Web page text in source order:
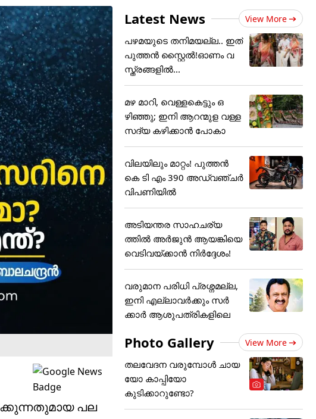
പല
Latest News View More
പഴമയുടെ തനിമയല്ല.. ഇത്
പുത്തൻ സ്റ്റൈൽ!ഓണം വ
സ്ത്രങ്ങളിൽ...
മഴ മാറി, വെള്ളകെട്ടും ഒ
ഴിഞ്ഞു; ഇനി ആറന്മുള വള്ള
സദ്യ കഴിക്കാൻ പോകാ
വിലയിലും മാറ്റം! പുത്തൻ
കെ ടി എം 390 അഡ്വഞ്ചർ
വിപണിയിൽ
അടിയന്തര സാഹചര്യ
ത്തിൽ അർജുൻ ആയങ്കിയെ
വെടിവയ്ക്കാൻ നിർദ്ദേശം!
വരുമാന പരിധി പ്രശ്നമല്ല,
ഇനി എല്ലാവർക്കും സർ
ക്കാർ ആശുപത്രികളിലെ
Photo Gallery View More
തലവേദന വരുമ്പോൾ ചായ
യോ കാപ്പിയോ
കുടിക്കാറുണ്ടോ?